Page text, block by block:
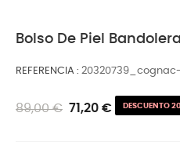
Bolso De Piel
REFERENCIA
89,00 € 71,20 € DESCUENTO